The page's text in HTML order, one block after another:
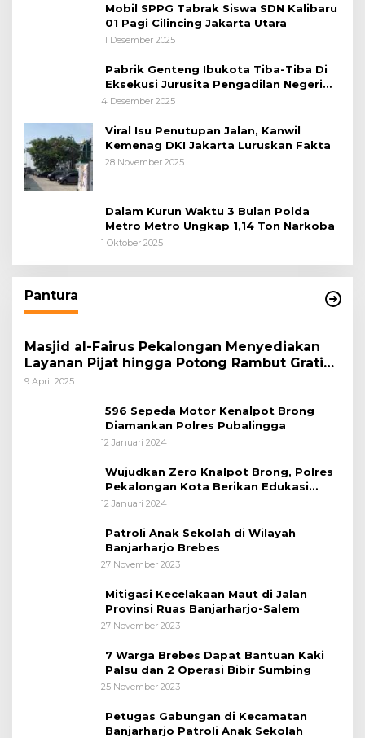
Mobil SPPG Tabrak Siswa SDN Kalibaru
01 Pagi Cilincing Jakarta Utara
11 Desember 2025
Pabrik Genteng Ibukota Tiba-Tiba Di
Eksekusi Jurusita Pengadilan Negeri
Tangerang, Diduga Cacat Hukum Sejak
4 Desember 2025
Viral Isu Penutupan Jalan, Kanwil
Kemenag DKI Jakarta Luruskan Fakta
28 November 2025
Dalam Kurun Waktu 3 Bulan Polda
Metro Metro Ungkap 1,14 Ton Narkoba
1 Oktober 2025
Pantura
Masjid al-Fairus Pekalongan Menyediakan
Layanan Pijat hingga Potong Rambut Gratis
bagi Pemudik Lebaran 2025
9 April 2025
596 Sepeda Motor Kenalpot Brong
Diamankan Polres Pubalingga
12 Januari 2024
Wujudkan Zero Knalpot Brong, Polres
Pekalongan Kota Berikan Edukasi
Kepada Pelajar
12 Januari 2024
Patroli Anak Sekolah di Wilayah
Banjarharjo Brebes
27 November 2023
Mitigasi Kecelakaan Maut di Jalan
Provinsi Ruas Banjarharjo-Salem
27 November 2023
7 Warga Brebes Dapat Bantuan Kaki
Palsu dan 2 Operasi Bibir Sumbing
25 November 2023
Petugas Gabungan di Kecamatan
Banjarharjo Patroli Anak Sekolah